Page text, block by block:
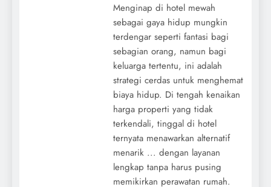
Menginap di hotel mewah
sebagai gaya hidup mungkin
terdengar seperti fantasi bagi
sebagian orang, namun bagi
keluarga tertentu, ini adalah
strategi cerdas untuk menghemat
biaya hidup. Di tengah kenaikan
harga properti yang tidak
terkendali, tinggal di hotel
ternyata menawarkan alternatif
menarik ... dengan layanan
lengkap tanpa harus pusing
memikirkan perawatan rumah.